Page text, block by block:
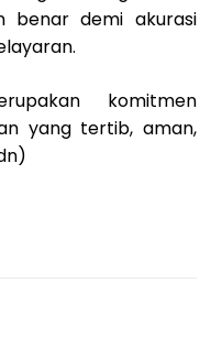
benar demi akurasi
komitmen
yang tertib, aman,